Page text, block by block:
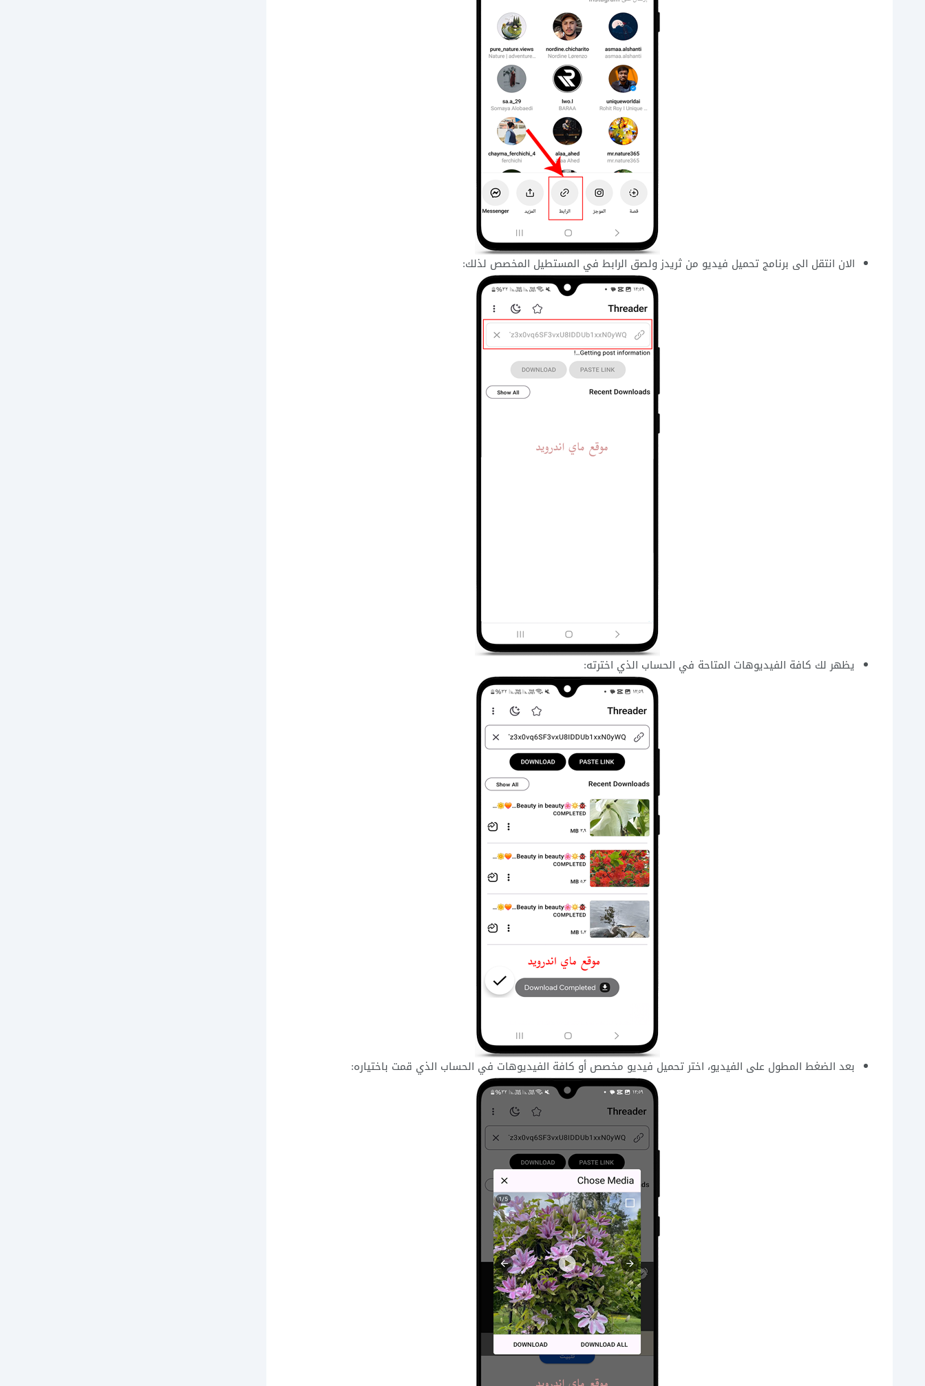
الان انتقل الى برنامج تحميل فيديو من ثريدز ولصق الرابط في المستطيل المخصص لذلك:
يظهر لك كافة الفيديوهات المتاحة في الحساب الذي اخترته:
بعد الضغط المطول على الفيديو، اختر تحميل فيديو مخصص أو كافة الفيديوهات في الحساب الذي قمت باختياره: